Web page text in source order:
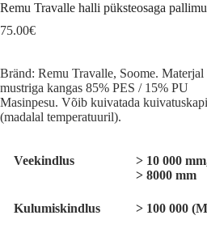
Remu Travalle halli püksteosaga
75.00€
Bränd: Remu Travalle, Soome.
mustriga kangas 85% PES / 15% PU
Masinpesu. Võib kuivatada
(madalal temperatuuril).
Veekindlus
> 10 000
> 8000 mm
Kulumiskindlus > 100 000